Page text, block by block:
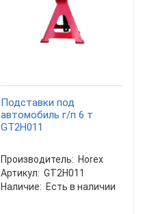
Подставки под
автомобиль г/п 6 т
GT2H011
Производитель: Horex
Артикул: GT2H011
Наличие: Есть в наличии